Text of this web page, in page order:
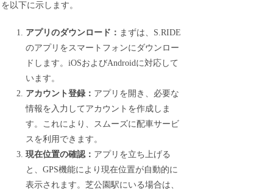
を以下に示します。
アプリのダウンロード： まずは、S.RIDE
のアプリをスマートフォンにダウンロー
ドします。iOSおよびAndroidに対応して
います。
アカウント登録： アプリを開き、必要な
情報を入力してアカウントを作成しま
す。これにより、スムーズに配車サービ
スを利用できます。
現在位置の確認： アプリを立ち上げる
と、GPS機能により現在位置が自動的に
表示されます。芝公園駅にいる場合は、